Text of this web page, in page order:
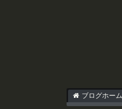
ブログホーム